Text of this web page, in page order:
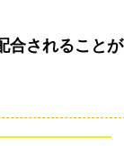
合されることが